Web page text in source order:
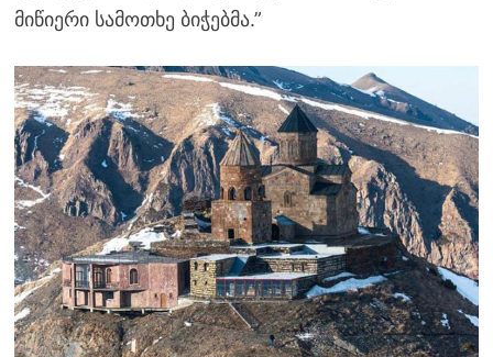
მიწიერი სამოთხე ბიჭებმა.”